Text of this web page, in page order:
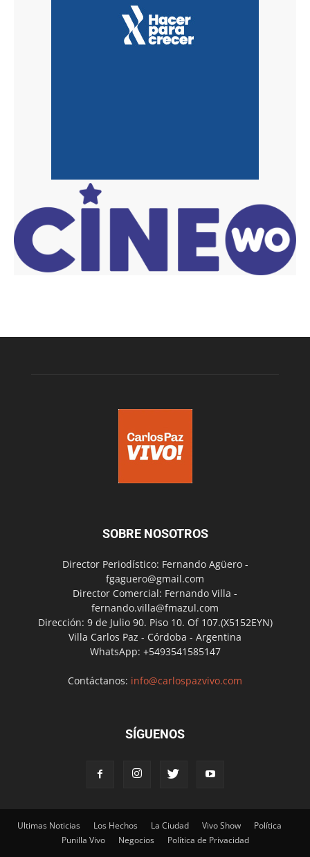
SOBRE NOSOTROS
Director Periodístico: Fernando Agüero -
fgaguero@gmail.com
Director Comercial: Fernando Villa -
fernando.villa@fmazul.com
Dirección: 9 de Julio 90. Piso 10. Of 107.(X5152EYN)
Villa Carlos Paz - Córdoba - Argentina
WhatsApp: +5493541585147
Contáctanos: info@carlospazvivo.com
SÍGUENOS
Ultimas Noticias Los Hechos La Ciudad Vivo Show
Política
Punilla Vivo
Negocios Política de Privacidad